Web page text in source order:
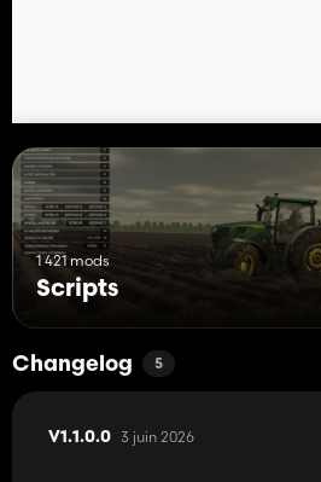
pneus
1 421 mods
Scripts
Changelog 5
V1.1.0.0 3 juin 2026